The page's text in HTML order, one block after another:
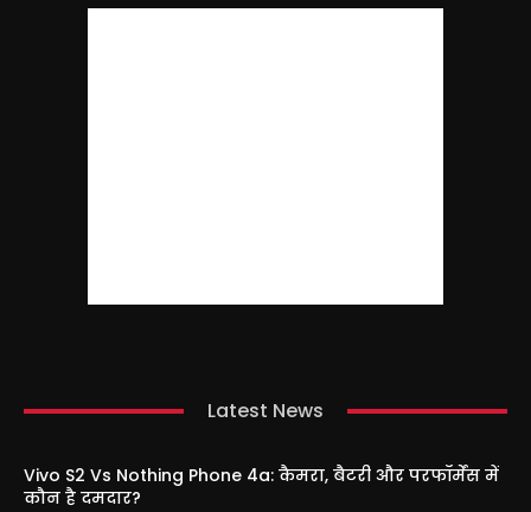
Latest News
Vivo S2 Vs Nothing Phone 4a: कैमरा, बैटरी और परफॉर्मेंस में
कौन है दमदार?